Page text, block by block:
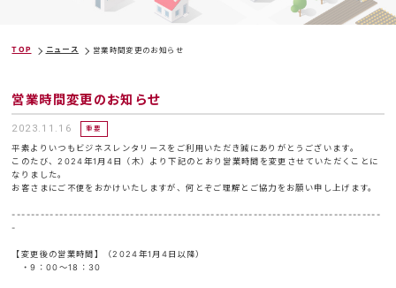
TOP ニュース 営業時間変更のお知らせ
営業時間変更のお知らせ
2023.11.16 重要
平素よりいつもビジネスレンタリースをご利用いただき誠にありがとうございます。
このたび、2024年1月4日（木）より下記のとおり営業時間を変更させていただくことに
なりました。
お客さまにご不便をおかけいたしますが、何とぞご理解とご協力をお願い申し上げます。
------------------------------------------------------------------------------
-
【変更後の営業時間】（2024年1月4日以降）
・9：00～18：30